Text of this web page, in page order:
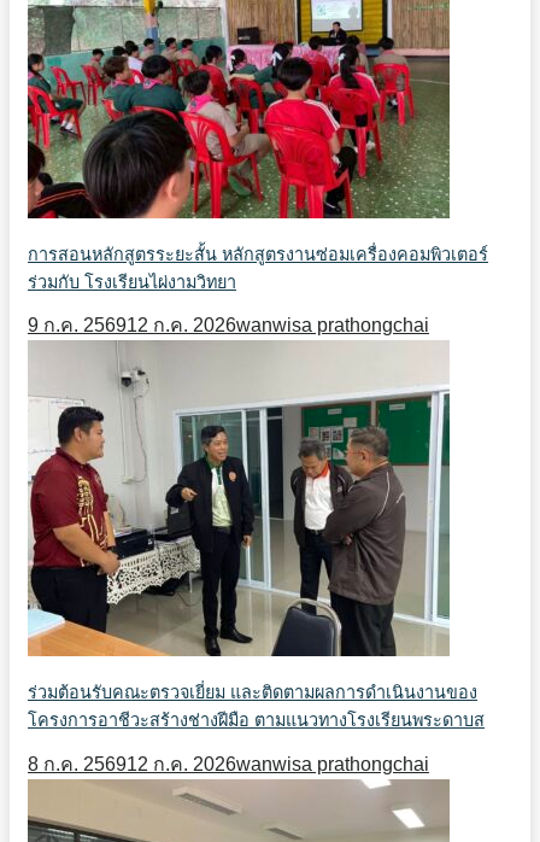
การสอนหลักสูตรระยะสั้น หลักสูตรงานซ่อมเครื่องคอมพิวเตอร์
ร่วมกับ โรงเรียนไผ่งามวิทยา
9 ก.ค. 256912 ก.ค. 2026wanwisa prathongchai
ร่วมต้อนรับคณะตรวจเยี่ยม และติดตามผลการดำเนินงานของ
โครงการอาชีวะสร้างช่างฝีมือ ตามแนวทางโรงเรียนพระดาบส
8 ก.ค. 256912 ก.ค. 2026wanwisa prathongchai